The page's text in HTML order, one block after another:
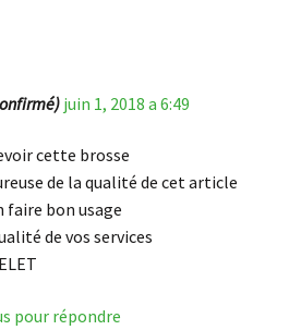
juin 1, 2018 a 6:49
cette brosse
de la qualité de cet article
faire bon usage
de vos services
pour répondre